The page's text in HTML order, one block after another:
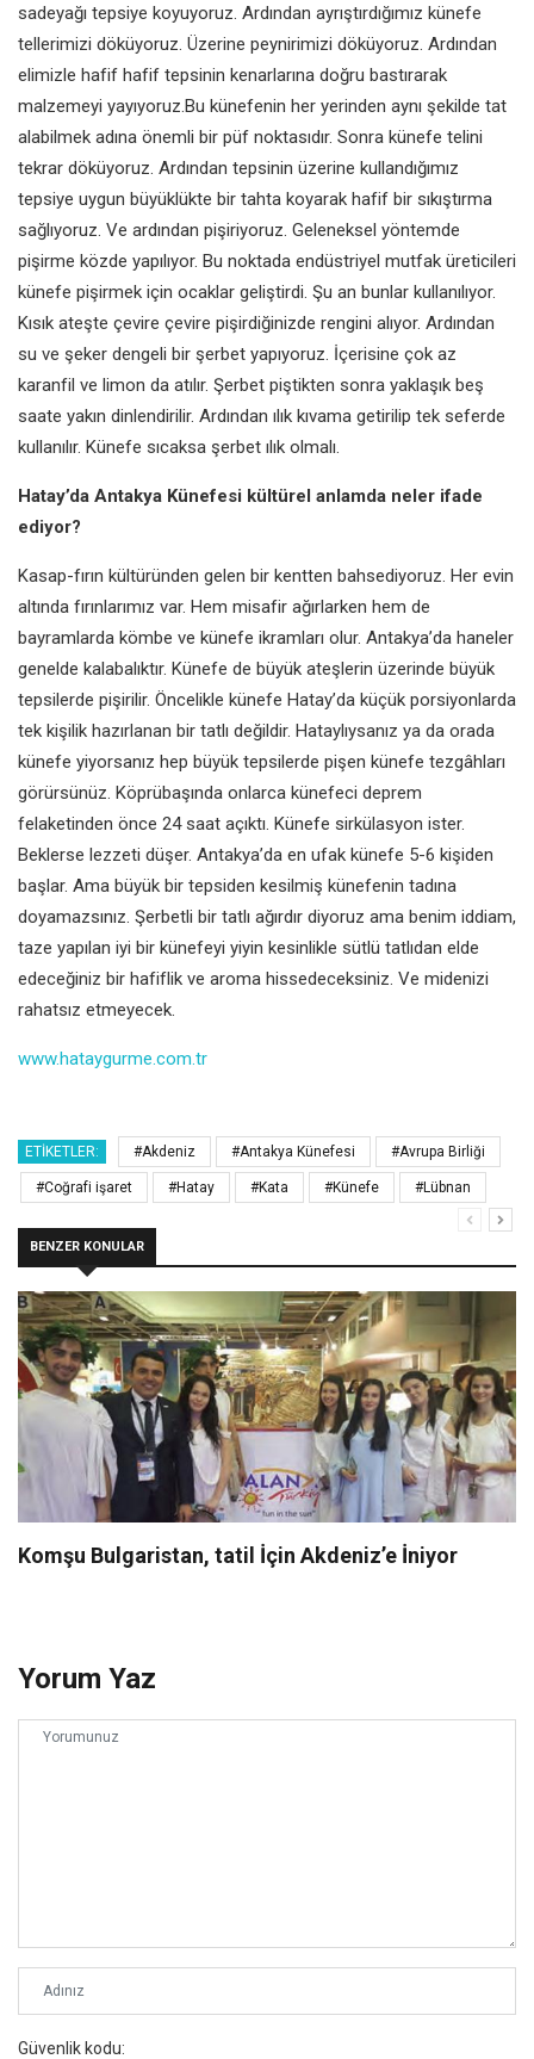
sadeyağı tepsiye koyuyoruz. Ardından ayrıştırdığımız künefe
tellerimizi döküyoruz. Üzerine peynirimizi döküyoruz. Ardından
elimizle hafif hafif tepsinin kenarlarına doğru bastırarak
malzemeyi yayıyoruz.Bu künefenin her yerinden aynı şekilde tat
alabilmek adına önemli bir püf noktasıdır. Sonra künefe telini
tekrar döküyoruz. Ardından tepsinin üzerine kullandığımız
tepsiye uygun büyüklükte bir tahta koyarak hafif bir sıkıştırma
sağlıyoruz. Ve ardından pişiriyoruz. Geleneksel yöntemde
pişirme közde yapılıyor. Bu noktada endüstriyel mutfak üreticileri
künefe pişirmek için ocaklar geliştirdi. Şu an bunlar kullanılıyor.
Kısık ateşte çevire çevire pişirdiğinizde rengini alıyor. Ardından
su ve şeker dengeli bir şerbet yapıyoruz. İçerisine çok az
karanfil ve limon da atılır. Şerbet piştikten sonra yaklaşık beş
saate yakın dinlendirilir. Ardından ılık kıvama getirilip tek seferde
kullanılır. Künefe sıcaksa şerbet ılık olmalı.
Hatay’da Antakya Künefesi kültürel anlamda neler ifade
ediyor?
Kasap-fırın kültüründen gelen bir kentten bahsediyoruz. Her evin
altında fırınlarımız var. Hem misafir ağırlarken hem de
bayramlarda kömbe ve künefe ikramları olur. Antakya’da haneler
genelde kalabalıktır. Künefe de büyük ateşlerin üzerinde büyük
tepsilerde pişirilir. Öncelikle künefe Hatay’da küçük porsiyonlarda
tek kişilik hazırlanan bir tatlı değildir. Hataylıysanız ya da orada
künefe yiyorsanız hep büyük tepsilerde pişen künefe tezgâhları
görürsünüz. Köprübaşında onlarca künefeci deprem
felaketinden önce 24 saat açıktı. Künefe sirkülasyon ister.
Beklerse lezzeti düşer. Antakya’da en ufak künefe 5-6 kişiden
başlar. Ama büyük bir tepsiden kesilmiş künefenin tadına
doyamazsınız. Şerbetli bir tatlı ağırdır diyoruz ama benim iddiam,
taze yapılan iyi bir künefeyi yiyin kesinlikle sütlü tatlıdan elde
edeceğiniz bir hafiflik ve aroma hissedeceksiniz. Ve midenizi
rahatsız etmeyecek.
www.hataygurme.com.tr
ETIKETLER: #Akdeniz #Antakya Künefesi #Avrupa Birliği
#Coğrafi işaret #Hatay #Kata #Künefe #Lübnan
BENZER KONULAR
Komşu Bulgaristan, tatil İçin Akdeniz’e İniyor
Yorum Yaz
Güvenlik kodu: